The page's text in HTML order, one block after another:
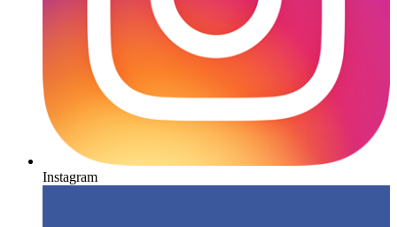
Instagram